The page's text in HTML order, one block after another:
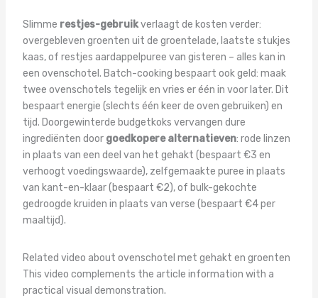
Slimme restjes-gebruikverlaagt de kosten verder:
overgebleven groenten uit de groentelade, laatste stukjes
kaas, of restjes aardappelpuree van gisteren – alles kan in
een ovenschotel. Batch-cooking bespaart ook geld: maak
twee ovenschotels tegelijk en vries er één in voor later. Dit
bespaart energie (slechts één keer de oven gebruiken) en
tijd. Doorgewinterde budgetkoks vervangen dure
ingrediënten door goedkopere alternatieven: rode linzen
in plaats van een deel van het gehakt (bespaart €3 en
verhoogt voedingswaarde), zelfgemaakte puree in plaats
van kant-en-klaar (bespaart €2), of bulk-gekochte
gedroogde kruiden in plaats van verse (bespaart €4 per
maaltijd).
Related video about ovenschotel met gehakt en groenten
This video complements the article information with a
practical visual demonstration.